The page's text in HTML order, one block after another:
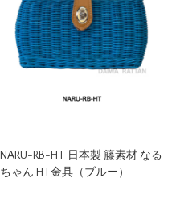
NARU-RB-HT 日本製 籐素材 なる
ちゃん HT金具（ブルー）